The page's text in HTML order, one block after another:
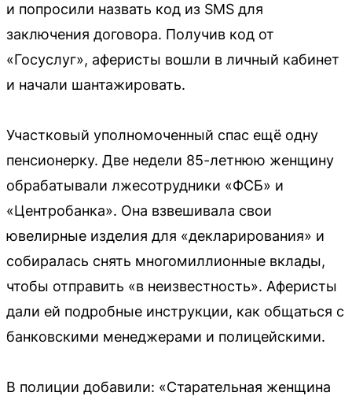
и попросили назвать код из SMS для
заключения договора. Получив код от
«Госуслуг», аферисты вошли в личный кабинет
и начали шантажировать.
Участковый уполномоченный спас ещё одну
пенсионерку. Две недели 85-летнюю женщину
обрабатывали лжесотрудники «ФСБ» и
«Центробанка». Она взвешивала свои
ювелирные изделия для «декларирования» и
собиралась снять многомиллионные вклады,
чтобы отправить «в неизвестность». Аферисты
дали ей подробные инструкции, как общаться с
банковскими менеджерами и полицейскими.
В полиции добавили: «Старательная женщина